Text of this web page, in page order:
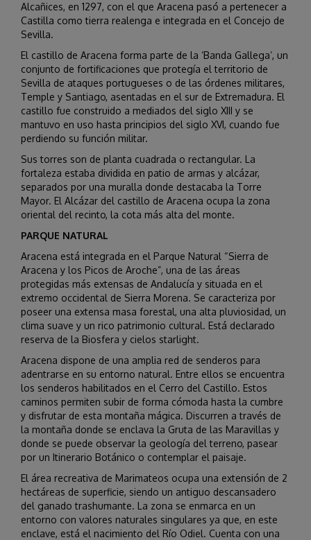
Alcañices, en 1297, con el que Aracena pasó a pertenecer a
Castilla como tierra realenga e integrada en el Concejo de
Sevilla.
El castillo de Aracena forma parte de la ‘Banda Gallega’, un
conjunto de fortificaciones que protegía el territorio de
Sevilla de ataques portugueses o de las órdenes militares,
Temple y Santiago, asentadas en el sur de Extremadura. El
castillo fue construido a mediados del siglo XIII y se
mantuvo en uso hasta principios del siglo XVI, cuando fue
perdiendo su función militar.
Sus torres son de planta cuadrada o rectangular. La
fortaleza estaba dividida en patio de armas y alcázar,
separados por una muralla donde destacaba la Torre
Mayor. El Alcázar del castillo de Aracena ocupa la zona
oriental del recinto, la cota más alta del monte.
PARQUE NATURAL
Aracena está integrada en el Parque Natural “Sierra de
Aracena y los Picos de Aroche”, una de las áreas
protegidas más extensas de Andalucía y situada en el
extremo occidental de Sierra Morena. Se caracteriza por
poseer una extensa masa forestal, una alta pluviosidad, un
clima suave y un rico patrimonio cultural. Está declarado
reserva de la Biosfera y cielos starlight.
Aracena dispone de una amplia red de senderos para
adentrarse en su entorno natural. Entre ellos se encuentra
los senderos habilitados en el Cerro del Castillo. Estos
caminos permiten subir de forma cómoda hasta la cumbre
y disfrutar de esta montaña mágica. Discurren a través de
la montaña donde se enclava la Gruta de las Maravillas y
donde se puede observar la geología del terreno, pasear
por un Itinerario Botánico o contemplar el paisaje.
El área recreativa de Marimateos ocupa una extensión de 2
hectáreas de superficie, siendo un antiguo descansadero
del ganado trashumante. La zona se enmarca en un
entorno con valores naturales singulares ya que, en este
enclave, está el nacimiento del Río Odiel. Cuenta con una